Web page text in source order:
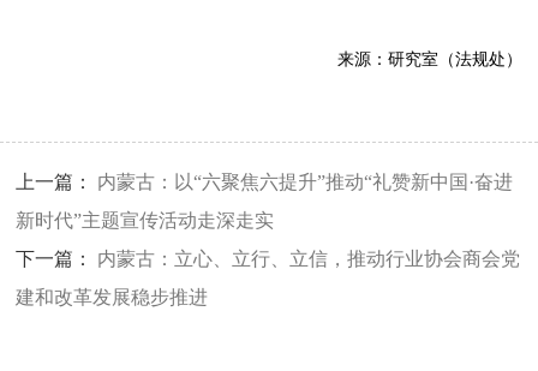
来源： 研究室（法规处）
上一篇： 内蒙古：以“六聚焦六提升”推动“礼赞新中国·奋进
新时代”主题宣传活动走深走实
下一篇： 内蒙古：立心、立行、立信，推动行业协会商会党
建和改革发展稳步推进